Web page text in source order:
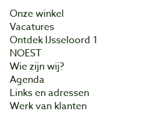
Onze winkel
Vacatures
Ontdek IJsseloord 1
NOEST
Wie zijn wij?
Agenda
Links en adressen
Werk van klanten